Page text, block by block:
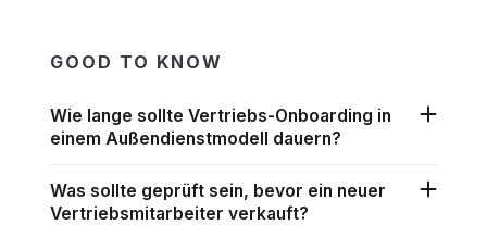
GOOD TO KNOW
Wie lange sollte Vertriebs-Onboarding in
einem Außendienstmodell dauern?
Was sollte geprüft sein, bevor ein neuer
Vertriebsmitarbeiter verkauft?